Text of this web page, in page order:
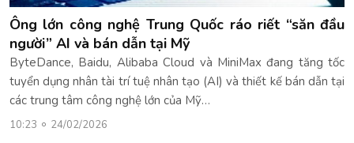
Ông lớn công nghệ Trung Quốc ráo riết “săn đầu
người” AI và bán dẫn tại Mỹ
ByteDance, Baidu, Alibaba Cloud và MiniMax đang tăng tốc
tuyển dụng nhân tài trí tuệ nhân tạo (AI) và thiết kế bán dẫn tại
các trung tâm công nghệ lớn của Mỹ…
10:23 24/02/2026